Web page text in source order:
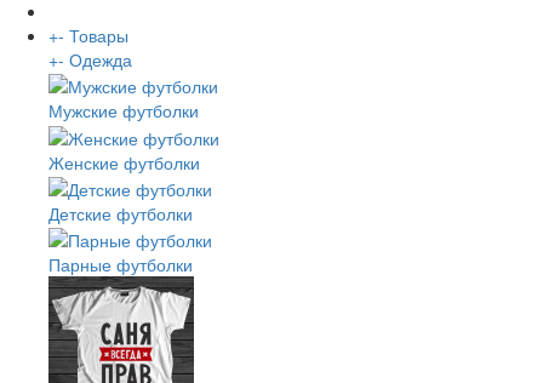
+- Товары
+- Одежда
Мужские футболки
Женские футболки
Детские футболки
Парные футболки